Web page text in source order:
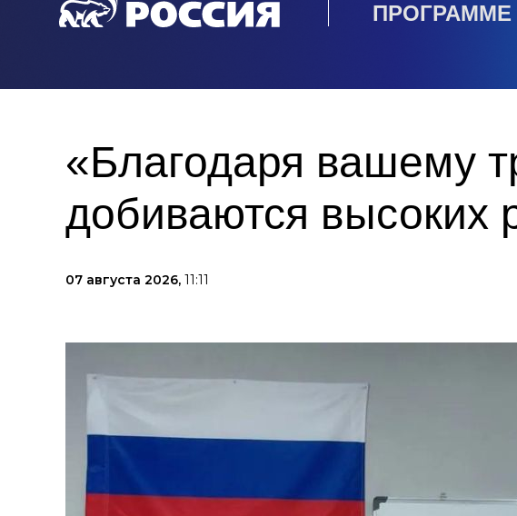
ПРОГРАММЕ
«Благодаря вашему
добиваются высоких
07 августа 2026, 11:11